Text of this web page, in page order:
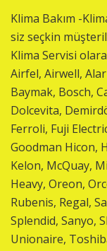
Klima Bakım -
siz seçkin
Klima Servisi
Airfel, Airwell,
Baymak, Bosch,
Dolcevita,
Ferroli, Fuji
Goodman Hicon,
Kelon, McQuay,
Heavy, Oreon,
Rubenis, Regal,
Splendid, Sanyo,
Unionaire,